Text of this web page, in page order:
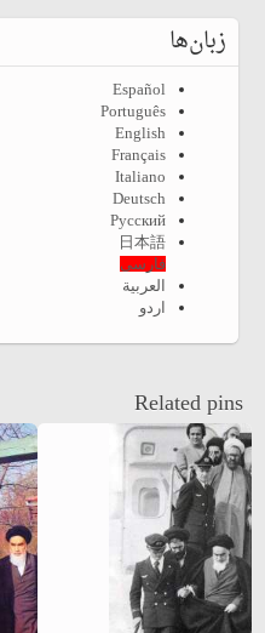
زبان‌ها
Español
Português
English
Français
Italiano
Deutsch
Русский
日本語
فارسی
العربية
اردو
Related pins